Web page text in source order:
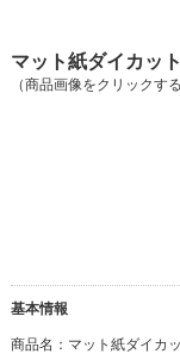
マット紙ダイカッ
（商品画像をクリックす
基本情報
商品名： マット紙ダイカ